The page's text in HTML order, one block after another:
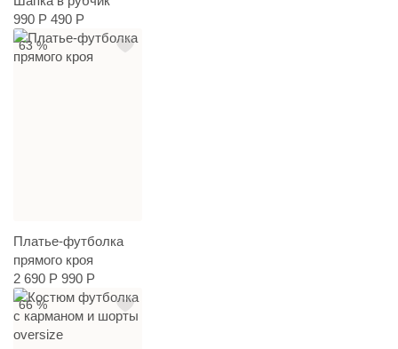
990 Р 490 Р
63 %
Платье-футболка
прямого кроя
2 690 Р 990 Р
66 %